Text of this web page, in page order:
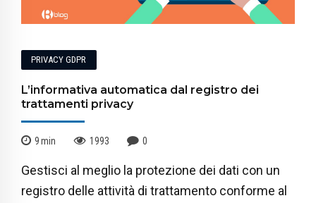
PRIVACY GDPR
L’informativa automatica dal registro dei
trattamenti privacy
9min 1993 0
Gestisci al meglio la protezione dei dati con un
registro delle attività di trattamento conforme al